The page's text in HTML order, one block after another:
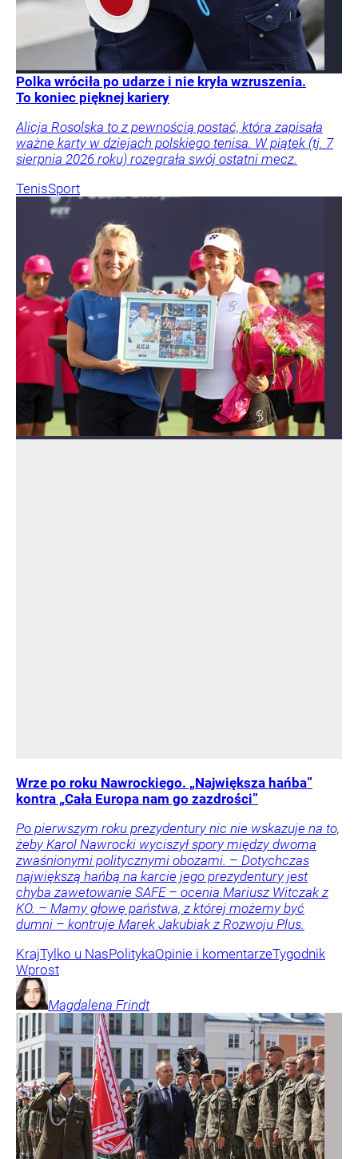
Polka wróciła po udarze i nie kryła wzruszenia.
To koniec pięknej kariery
Alicja Rosolska to z pewnością postać, która zapisała
ważne karty w dziejach polskiego tenisa. W piątek (tj. 7
sierpnia 2026 roku) rozegrała swój ostatni mecz.
TenisSport
Wrze po roku Nawrockiego. „Największa hańba”
kontra „Cała Europa nam go zazdrości”
Po pierwszym roku prezydentury nic nie wskazuje na to,
żeby Karol Nawrocki wyciszył spory między dwoma
zwaśnionymi politycznymi obozami. – Dotychczas
największą hańbą na karcie jego prezydentury jest
chyba zawetowanie SAFE – ocenia Mariusz Witczak z
KO. – Mamy głowę państwa, z której możemy być
dumni – kontruje Marek Jakubiak z Rozwoju Plus.
KrajTylko u NasPolitykaOpinie i komentarzeTygodnik
Wprost
Magdalena Frindt